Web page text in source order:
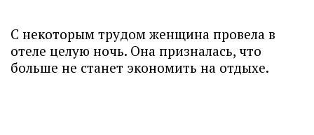
С некоторым трудом женщина провела в
отеле целую ночь. Она призналась, что
больше не станет экономить на отдыхе.